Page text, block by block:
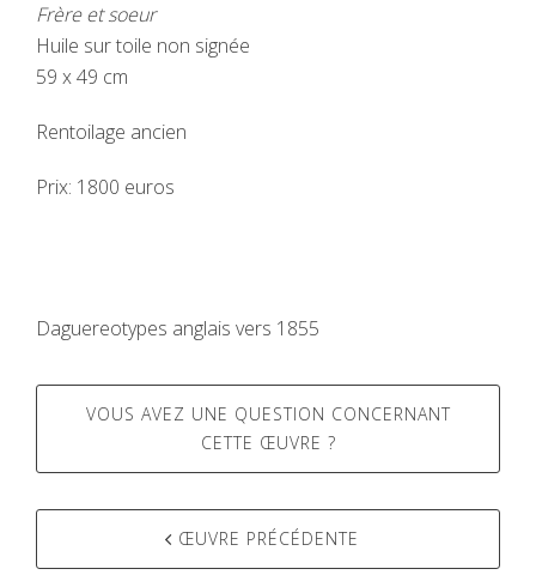
Frère et soeur
Huile sur toile non signée
59 x 49 cm
Rentoilage ancien
Prix: 1800 euros
Daguereotypes anglais vers 1855
VOUS AVEZ UNE QUESTION CONCERNANT
CETTE ŒUVRE ?
Post
ŒUVRE PRÉCÉDENTE